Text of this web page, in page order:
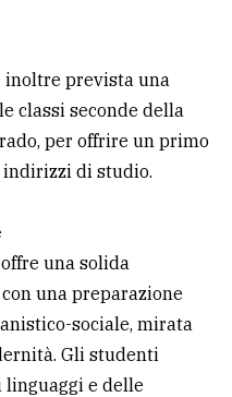
inoltre prevista una
classi seconde della
per offrire un primo
indirizzi di studio.
una solida
una preparazione
sociale, mirata
Gli studenti
linguaggi e delle